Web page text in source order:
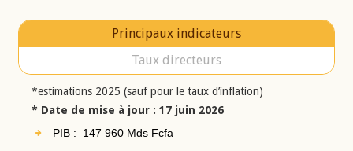
Principaux indicateurs
Taux directeurs
*estimations 2025 (sauf pour le taux d’inflation)
* Date de mise à jour : 17 juin 2026
PIB : 147 960 Mds Fcfa